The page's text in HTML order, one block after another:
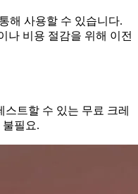
해 사용할 수 있습니다.
나 비용 절감을 위해 이전
트할 수 있는 무료 크레
필요.